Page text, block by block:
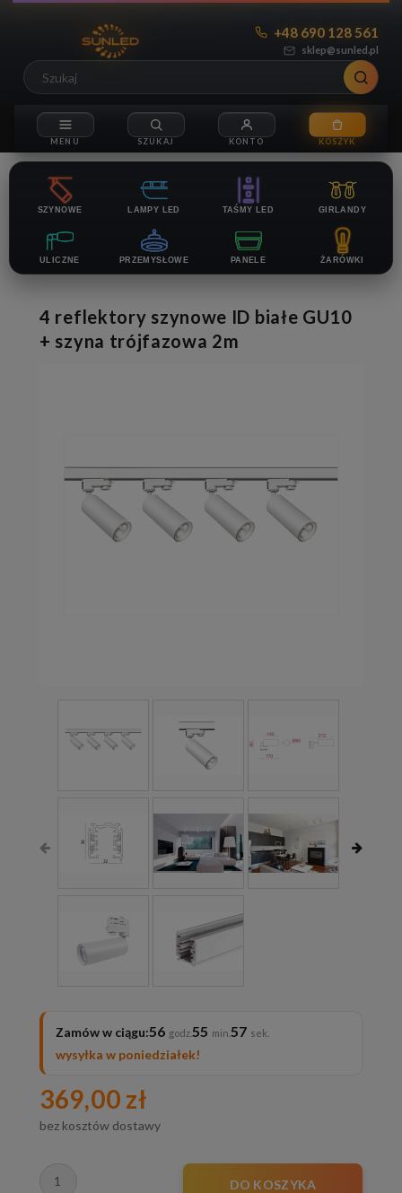
sklep@sunled.pl
+48 690 128 561
SZYNOWE LAMPY LED TAŚMY LED GIRLANDY
ULICZNE PRZEMYSŁOWE PANELE ŻARÓWKI
4 reflektory szynowe ID białe GU10
+ szyna trójfazowa 2m
Zamów w ciągu:56 55 55
wysyłka w poniedziałek!
369,00 zł
bez kosztów dostawy
DO KOSZYKA